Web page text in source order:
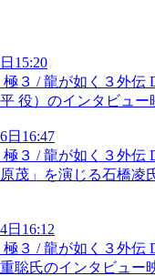
15:20
極３ / 龍が如く３外伝
役）のインタビュー
日16:47
極３ / 龍が如く３外伝
茂」を演じる石橋凌
日16:12
極３ / 龍が如く３外伝
聡氏のインタビュー